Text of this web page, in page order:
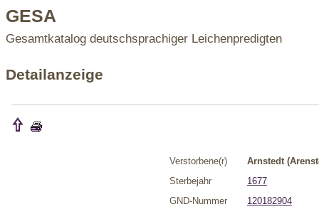
GESA
Gesamtkatalog deutschsprachiger Leichenpredigten
Detailanzeige
Verstorbene(r)
Arnstedt
Sterbejahr
1677
GND-Nummer
120182904